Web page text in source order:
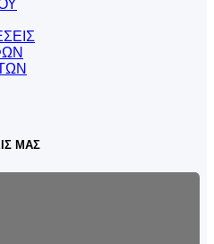
ΜΑΣ